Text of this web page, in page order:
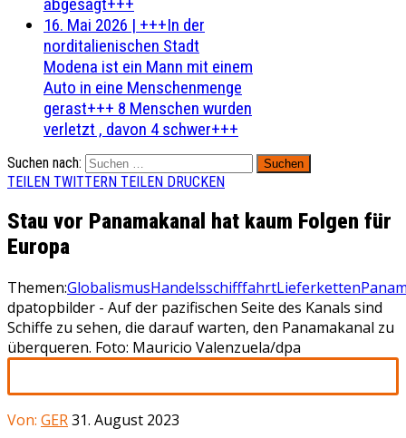
16. Mai 2026 | +++In der
norditalienischen Stadt
Modena ist ein Mann mit einem
Auto in eine Menschenmenge
gerast+++ 8 Menschen wurden
verletzt , davon 4 schwer+++
Suchen nach:
TEILEN TWITTERN TEILEN DRUCKEN
Stau vor Panamakanal hat kaum Folgen für
Europa
Themen:GlobalismusHandelsschifffahrtLieferketten
dpatopbilder - Auf der pazifischen Seite des Kanals sind
Schiffe zu sehen, die darauf warten, den Panamakanal zu
überqueren. Foto: Mauricio Valenzuela/dpa
Von: GER31. August 2023